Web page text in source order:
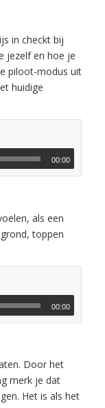
in checkt bij
jezelf en hoe je
piloot-modus uit
huidige
00:00
als een
toppen
00:00
Door het
merk je dat
Het is als het